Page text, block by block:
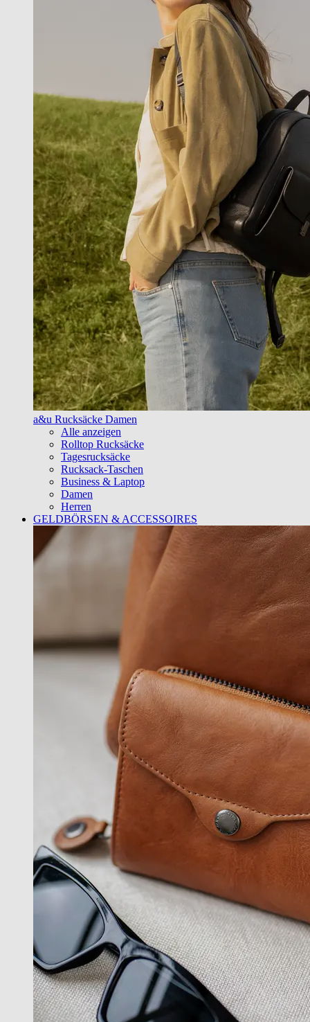
a&u Rucksäcke Damen
Alle anzeigen
Rolltop Rucksäcke
Tagesrucksäcke
Rucksack-Taschen
Business & Laptop
Damen
Herren
GELDBÖRSEN & ACCESSOIRES